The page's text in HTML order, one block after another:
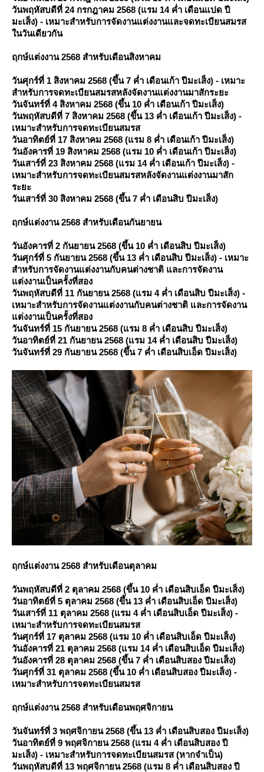
วันพฤหัสบดีที่ 24 กรกฎาคม 2568 (แรม 14 ค่ำ เดือนแปด ปี
มะเส็ง) - เหมาะสำหรับการจัดงานแต่งงานและจดทะเบียนสมรส
นวันเดียวกัน
ฤกษ์แต่งงาน 2568 สำหรับเดือนสิงหาคม
วันศุกร์ที่ 1 สิงหาคม 2568 (ขึ้น 7 ค่ำ เดือนเก้า ปีมะเส็ง) - เหมาะ
สำหรับการจดทะเบียนสมรสหลังจัดงานแต่งงานมาสักระยะ
วันจันทร์ที่ 4 สิงหาคม 2568 (ขึ้น 10 ค่ำ เดือนเก้า ปีมะเส็ง)
วันพฤหัสบดีที่ 7 สิงหาคม 2568 (ขึ้น 13 ค่ำ เดือนเก้า ปีมะเส็ง) -
เหมาะสำหรับการจดทะเบียนสมรส
วันอาทิตย์ที่ 17 สิงหาคม 2568 (แรม 8 ค่ำ เดือนเก้า ปีมะเส็ง)
วันอังคารที่ 19 สิงหาคม 2568 (แรม 10 ค่ำ เดือนเก้า ปีมะเส็ง)
วันเสาร์ที่ 23 สิงหาคม 2568 (แรม 14 ค่ำ เดือนเก้า ปีมะเส็ง) -
เหมาะสำหรับการจดทะเบียนสมรสหลังจัดงานแต่งงานมาสัก
ระยะ
วันเสาร์ที่ 30 สิงหาคม 2568 (ขึ้น 7 ค่ำ เดือนสิบ ปีมะเส็ง)
ฤกษ์แต่งงาน 2568 สำหรับเดือนกันยายน
วันอังคารที่ 2 กันยายน 2568 (ขึ้น 10 ค่ำ เดือนสิบ ปีมะเส็ง)
วันศุกร์ที่ 5 กันยายน 2568 (ขึ้น 13 ค่ำ เดือนสิบ ปีมะเส็ง) - เหมาะ
สำหรับการจัดงานแต่งงานกับคนต่างชาติ และการจัดงาน
ต่งงานเป็นครั้งที่สอง
วันพฤหัสบดีที่ 11 กันยายน 2568 (แรม 4 ค่ำ เดือนสิบ ปีมะเส็ง) -
เหมาะสำหรับการจัดงานแต่งงานกับคนต่างชาติ และการจัดงาน
ต่งงานเป็นครั้งที่สอง
วันจันทร์ที่ 15 กันยายน 2568 (แรม 8 ค่ำ เดือนสิบ ปีมะเส็ง)
วันอาทิตย์ที่ 21 กันยายน 2568 (แรม 14 ค่ำ เดือนสิบ ปีมะเส็ง)
วันจันทร์ที่ 29 กันยายน 2568 (ขึ้น 7 ค่ำ เดือนสิบเอ็ด ปีมะเส็ง)
ฤกษ์แต่งงาน 2568 สำหรับเดือนตุลาคม
วันพฤหัสบดีที่ 2 ตุลาคม 2568 (ขึ้น 10 ค่ำ เดือนสิบเอ็ด ปีมะเส็ง)
วันอาทิตย์ที่ 5 ตุลาคม 2568 (ขึ้น 13 ค่ำ เดือนสิบเอ็ด ปีมะเส็ง)
วันเสาร์ที่ 11 ตุลาคม 2568 (แรม 4 ค่ำ เดือนสิบเอ็ด ปีมะเส็ง) -
เหมาะสำหรับการจดทะเบียนสมรส
วันศุกร์ที่ 17 ตุลาคม 2568 (แรม 10 ค่ำ เดือนสิบเอ็ด ปีมะเส็ง)
วันอังคารที่ 21 ตุลาคม 2568 (แรม 14 ค่ำ เดือนสิบเอ็ด ปีมะเส็ง)
วันอังคารที่ 28 ตุลาคม 2568 (ขึ้น 7 ค่ำ เดือนสิบสอง ปีมะเส็ง)
วันศุกร์ที่ 31 ตุลาคม 2568 (ขึ้น 10 ค่ำ เดือนสิบสอง ปีมะเส็ง) -
เหมาะสำหรับการจดทะเบียนสมรส
ฤกษ์แต่งงาน 2568 สำหรับเดือนพฤศจิกายน
วันจันทร์ที่ 3 พฤศจิกายน 2568 (ขึ้น 13 ค่ำ เดือนสิบสอง ปีมะเส็ง)
วันอาทิตย์ที่ 9 พฤศจิกายน 2568 (แรม 4 ค่ำ เดือนสิบสอง ปี
มะเส็ง) - เหมาะสำหรับการจดทะเบียนสมรส (หากจำเป็น)
วันพฤหัสบดีที่ 13 พฤศจิกายน 2568 (แรม 8 ค่ำ เดือนสิบสอง ปี